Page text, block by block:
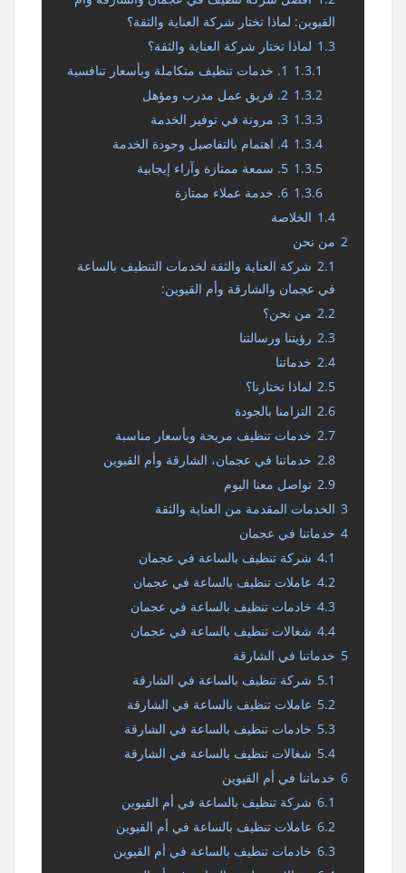
القيوين: لماذا تختار شركة العناية والثقة؟
1.3 لماذا تختار شركة العناية والثقة؟
1.3.1 1. خدمات تنظيف متكاملة وبأسعار تنافسية
1.3.2 2. فريق عمل مدرب ومؤهل
1.3.3 3. مرونة في توفير الخدمة
1.3.4 4. اهتمام بالتفاصيل وجودة الخدمة
1.3.5 5. سمعة ممتازة وآراء إيجابية
1.3.6 6. خدمة عملاء ممتازة
1.4 الخلاصة
2 من نحن
2.1 شركة العناية والثقة لخدمات التنظيف بالساعة
في عجمان والشارقة وأم القيوين:
2.2 من نحن؟
2.3 رؤيتنا ورسالتنا
2.4 خدماتنا
2.5 لماذا تختارنا؟
2.6 التزامنا بالجودة
2.7 خدمات تنظيف مريحة وبأسعار مناسبة
2.8 خدماتنا في عجمان، الشارقة وأم القيوين
2.9 تواصل معنا اليوم
3 الخدمات المقدمة من العناية والثقة
4 خدماتنا في عجمان
4.1 شركة تنظيف بالساعة في عجمان
4.2 عاملات تنظيف بالساعة في عجمان
4.3 خادمات تنظيف بالساعة في عجمان
4.4 شغالات تنظيف بالساعة في عجمان
5 خدماتنا في الشارقة
5.1 شركة تنظيف بالساعة في الشارقة
5.2 عاملات تنظيف بالساعة في الشارقة
5.3 خادمات تنظيف بالساعة في الشارقة
5.4 شغالات تنظيف بالساعة في الشارقة
6 خدماتنا في أم القيوين
6.1 شركة تنظيف بالساعة في أم القيوين
6.2 عاملات تنظيف بالساعة في أم القيوين
6.3 خادمات تنظيف بالساعة في أم القيوين